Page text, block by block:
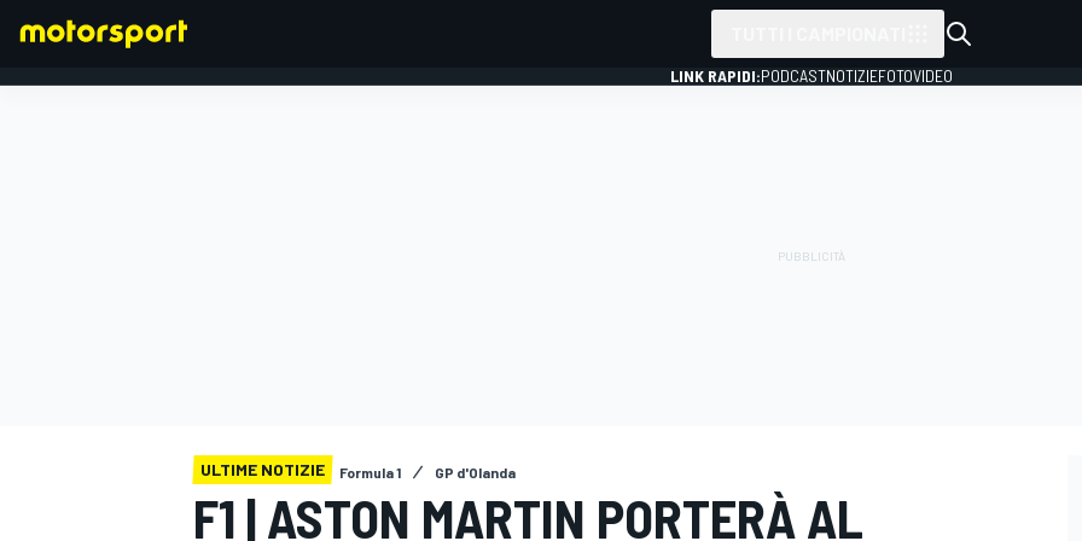
LINK RAPIDI:PODCASTNOTIZIEFOTOVIDEO
ULTIME NOTIZIE Formula 1 GP d'Olanda
F1 | ASTON MARTIN PORTERÀ AL